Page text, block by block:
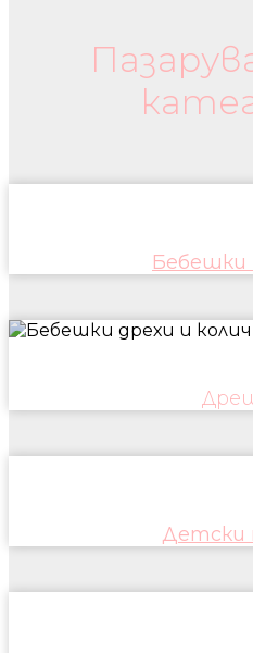
Бебешки
Детски